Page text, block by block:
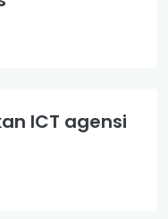
ICT agensi